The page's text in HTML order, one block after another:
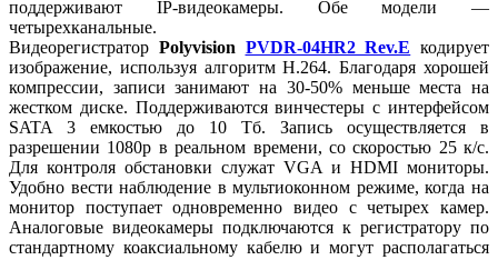
поддерживают IP-видеокамеры. Обе модели —
четырехканальные.
Видеорегистратор Polyvision PVDR-04HR2 Rev.E кодирует
изображение, используя алгоритм H.264. Благодаря хорошей
компрессии, записи занимают на 30-50% меньше места на
жестком диске. Поддерживаются винчестеры с интерфейсом
SATA 3 емкостью до 10 Тб. Запись осуществляется в
разрешении 1080p в реальном времени, со скоростью 25 к/с.
Для контроля обстановки служат VGA и HDMI мониторы.
Удобно вести наблюдение в мультиоконном режиме, когда на
монитор поступает одновременно видео с четырех камер.
Аналоговые видеокамеры подключаются к регистратору по
стандартному коаксиальному кабелю и могут располагаться